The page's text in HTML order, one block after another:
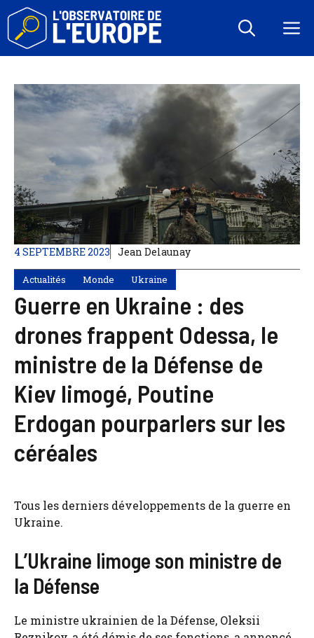
Aller
contenu
4 SEPTEMBRE 2023 Jean Delaunay
Actualités Monde Ukraine
Guerre en Ukraine : des
drones frappent Odessa, le
ministre de la Défense de
Kiev limogé, Poutine
Erdogan pourparlers sur les
céréales
Tous les derniers développements de la guerre en
Ukraine.
L’Ukraine limoge son ministre de
la Défense
Le ministre ukrainien de la Défense, Oleksii